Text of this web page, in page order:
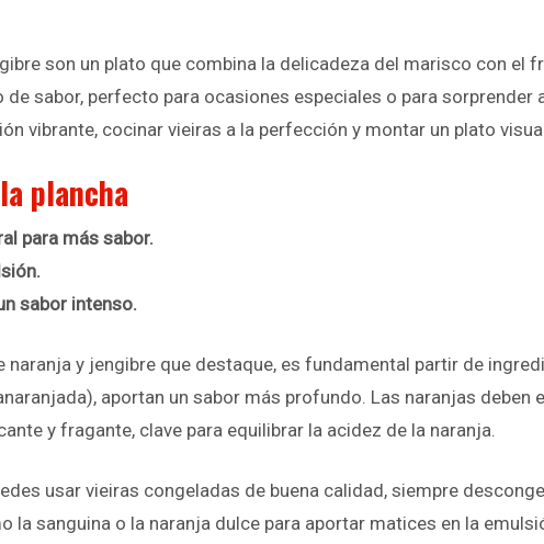
son un plato que combina la delicadeza del marisco con
de sabor, perfecto para ocasiones especiales o para
vibrante, cocinar vieiras a la perfección y montar un plato
plancha
para más sabor.
sabor intenso.
naranja y jengibre que destaque, es fundamental partir de
aportan un sabor más profundo. Las naranjas
y fragante, clave para equilibrar la acidez de la naranja.
usar vieiras congeladas de buena calidad, siempre
sanguina o la naranja dulce para aportar matices en la